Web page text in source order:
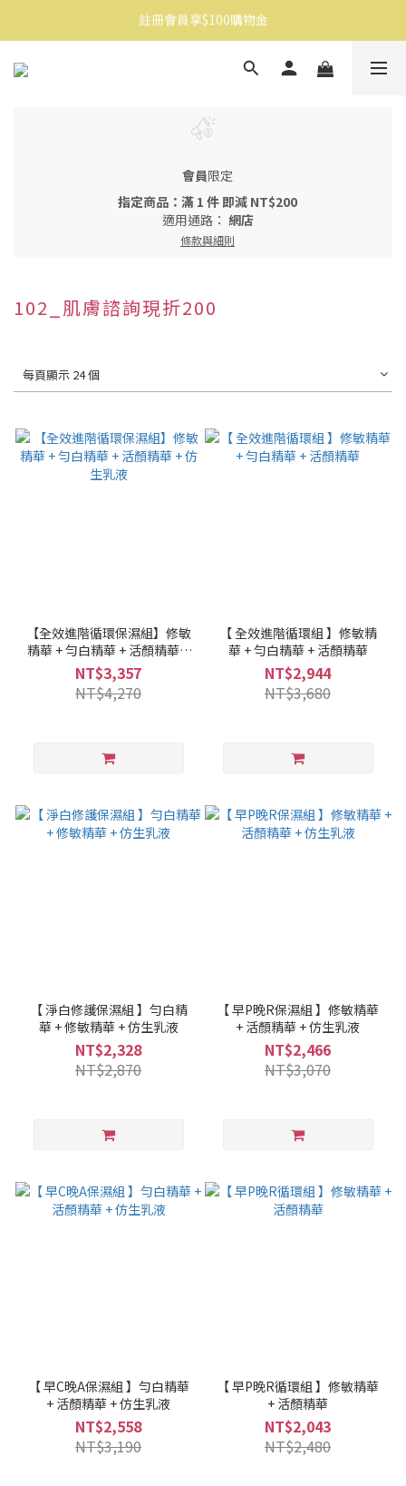
消費滿$1500免運
註冊會員享$100購物金
會員限定
指定商品：滿 1 件 即減 NT$200
適用通路： 網店
條款與細則
102_肌膚諮詢現折200
每頁顯示 24 個
【全效進階循環保濕組】修敏
精華 + 勻白精華 + 活顏精華 +
仿生乳液
NT$3,357
NT$4,270
【 全效進階循環組 】修敏精
華 + 勻白精華 + 活顏精華
NT$2,944
NT$3,680
【 淨白修護保濕組 】勻白精
華 + 修敏精華 + 仿生乳液
NT$2,328
NT$2,870
【 早P晚R保濕組 】修敏精華
+ 活顏精華 + 仿生乳液
NT$2,466
NT$3,070
【 早C晚A保濕組 】勻白精華
+ 活顏精華 + 仿生乳液
NT$2,558
NT$3,190
【 早P晚R循環組 】修敏精華
+ 活顏精華
NT$2,043
NT$2,480